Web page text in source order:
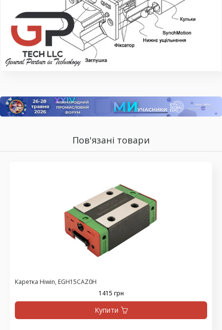
Пов'язані товари
Каретка Hiwin, EGH15CAZ0H
1415 грн
Купити